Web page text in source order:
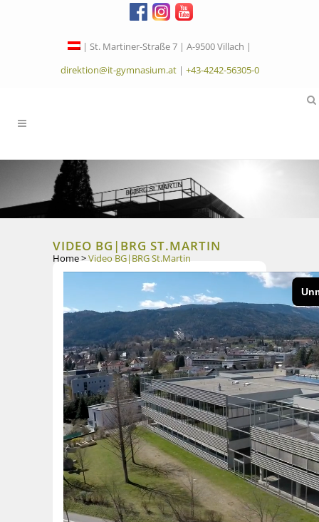
| St. Martiner-Straße 7 | A-9500 Villach |
direktion@it-gymnasium.at| +43-4242-56305-0
VIDEO BG|BRG ST.MARTIN
Home>Video BG|BRG St.Martin